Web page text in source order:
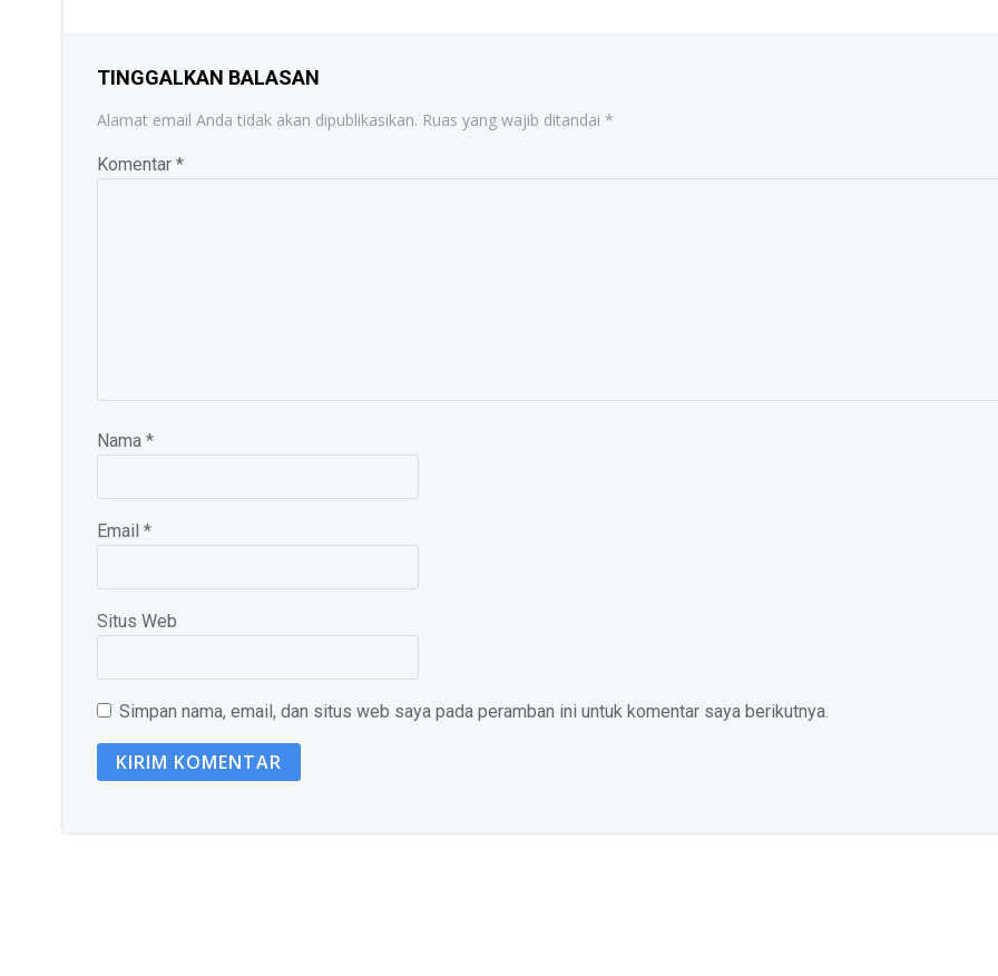
TINGGALKAN BALASAN
Alamat email Anda tidak akan dipublikasikan. Ruas yang wajib ditandai *
Komentar *
Nama *
Email *
Situs Web
Simpan nama, email, dan situs web saya pada peramban ini untuk komentar saya berikutnya.